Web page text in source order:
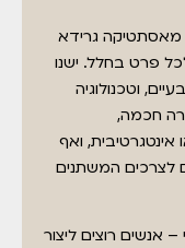
מאסתטיקה גרידא
פרט בחלל. ישנו
וטכנולוגיה
חכמה,
ואף
לצרכים המשתנים
אנשים רוצים ליצור